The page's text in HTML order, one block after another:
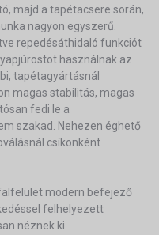
majd a tapétacsere során,
nagyon egyszerű.
repedésáthidaló funkciót
használnak az
tapétagyártásnál
magas stabilitás, magas
fedi le a
szakad. Nehezen éghető
csíkonként
modern befejező
felhelyezett
néznek ki.